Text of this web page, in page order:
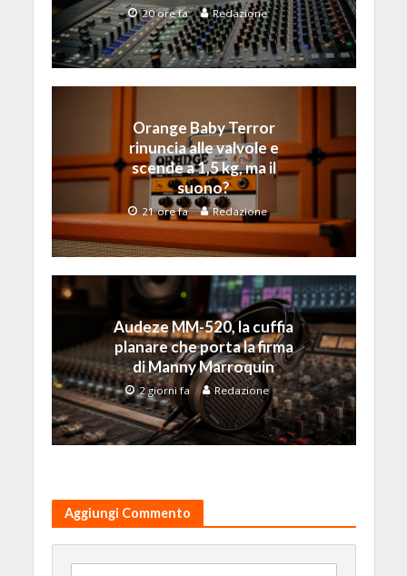
20 ore fa Redazione
Orange Baby Terror
rinuncia alle valvole e
scende a 1,5 kg, ma il
suono?
21 ore fa Redazione
Audeze MM-520, la cuffia
planare che porta la firma
di Manny Marroquin
2 giorni fa Redazione
Aggiungi Commento